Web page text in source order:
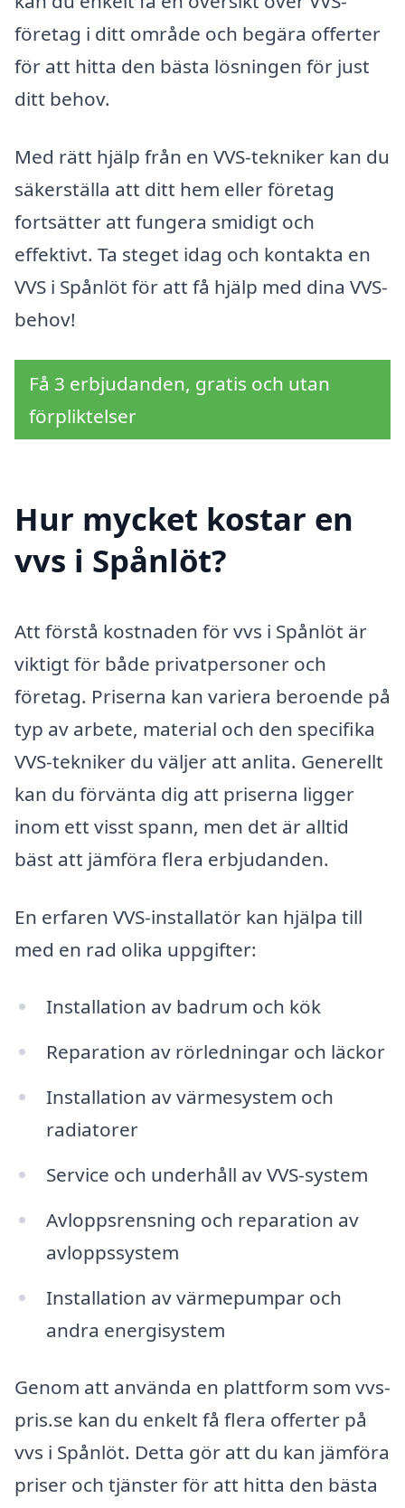
företag i ditt område och begära offerter
för att hitta den bästa lösningen för just
ditt behov.
Med rätt hjälp från en VVS-tekniker kan du
säkerställa att ditt hem eller företag
fortsätter att fungera smidigt och
effektivt. Ta steget idag och kontakta en
VVS i Spånlöt för att få hjälp med dina VVS-
behov!
Få 3 erbjudanden, gratis och utan
förpliktelser
Hur mycket kostar en
vvs i Spånlöt?
Att förstå kostnaden för vvs i Spånlöt är
viktigt för både privatpersoner och
företag. Priserna kan variera beroende på
typ av arbete, material och den specifika
VVS-tekniker du väljer att anlita. Generellt
kan du förvänta dig att priserna ligger
inom ett visst spann, men det är alltid
bäst att jämföra flera erbjudanden.
En erfaren VVS-installatör kan hjälpa till
med en rad olika uppgifter:
Installation av badrum och kök
Reparation av rörledningar och läckor
Installation av värmesystem och
radiatorer
Service och underhåll av VVS-system
Avloppsrensning och reparation av
avloppssystem
Installation av värmepumpar och
andra energisystem
Genom att använda en plattform som vvs-
pris.se kan du enkelt få flera offerter på
vvs i Spånlöt. Detta gör att du kan jämföra
priser och tjänster för att hitta den bästa